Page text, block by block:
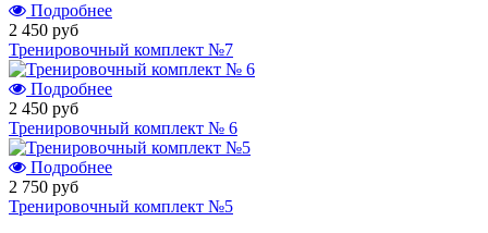
Подробнее
2 450 руб
Тренировочный комплект №7
Подробнее
2 450 руб
Тренировочный комплект № 6
Подробнее
2 750 руб
Тренировочный комплект №5